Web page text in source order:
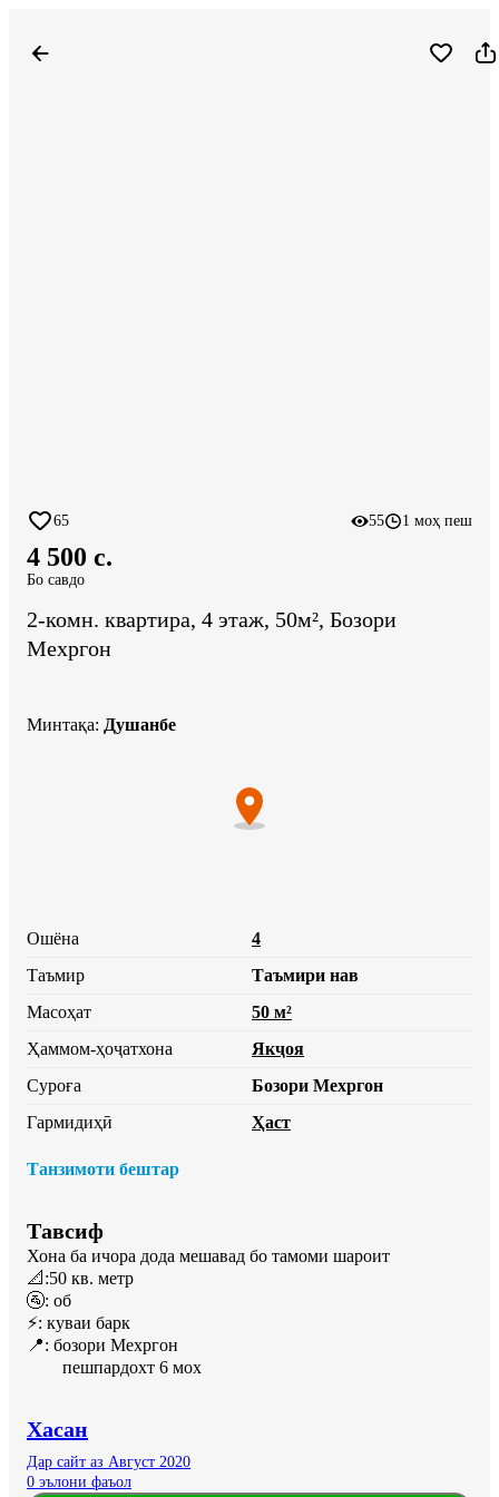
65 55 1 моҳ пеш
4 500 c.
Бо савдо
2-комн. квартира, 4 этаж, 50м², Бозори
Мехргон
Минтақа: Душанбе
Ошёна
4
Таъмир
Таъмири нав
Масоҳат
50 м²
Ҳаммом-ҳоҷатхона
Якҷоя
Суроға
Бозори Мехргон
Гармидиҳӣ
Ҳаст
Танзимоти бештар
Тавсиф
Хона ба ичора дода мешавад бо тамоми шароит
📐:50 кв. метр
🚰: об
⚡️: куваи барк
📍: бозори Мехргон
        пешпардохт 6 мох
Хасан
Дар сайт аз Август 2020
0 эълони фаъол